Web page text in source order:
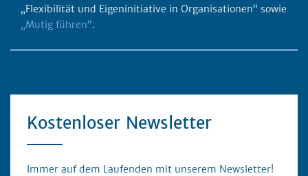
„Flexibilität und Eigeninitiative in Organisationen“ sowie
„Mutig führen“.
Kostenloser Newsletter
Immer auf dem Laufenden mit unserem Newsletter!